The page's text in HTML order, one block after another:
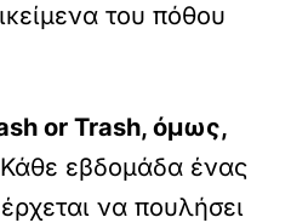
του πόθου
or Trash, όμως,
Κάθε εβδομάδα ένας
να πουλήσει